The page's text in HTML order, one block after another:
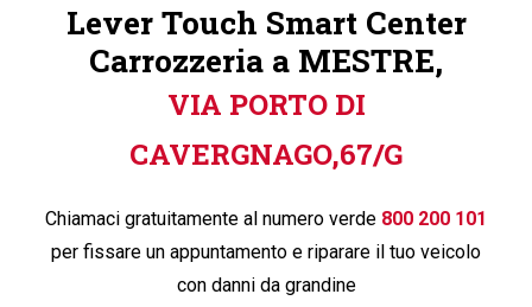
Linee di servizio
Carrozzerie
Lever Touch Smart Center
Carrozzeria a MESTRE,
VIA PORTO DI
CAVERGNAGO,67/G
Chiamaci gratuitamente al numero verde 800 200 101
per fissare un appuntamento e riparare il tuo veicolo
con danni da grandine